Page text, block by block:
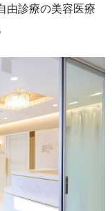
由診療の美容医療